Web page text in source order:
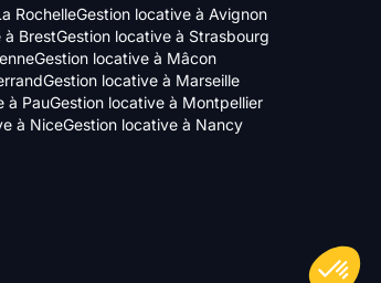
RochelleGestion locative à Avignon
à BrestGestion locative à Strasbourg
Gestion locative à Mâcon
Gestion locative à Marseille
à PauGestion locative à Montpellier
à NiceGestion locative à Nancy
du Consentement : Personnalisez vos Options
vous permet d'adapter et de gérer vos